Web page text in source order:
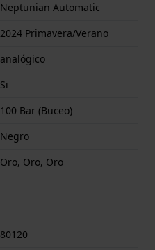
Neptunian Automatic
2024 Primavera/Verano
analógico
Si
100 Bar (Buceo)
Negro
Oro, Oro, Oro
80120